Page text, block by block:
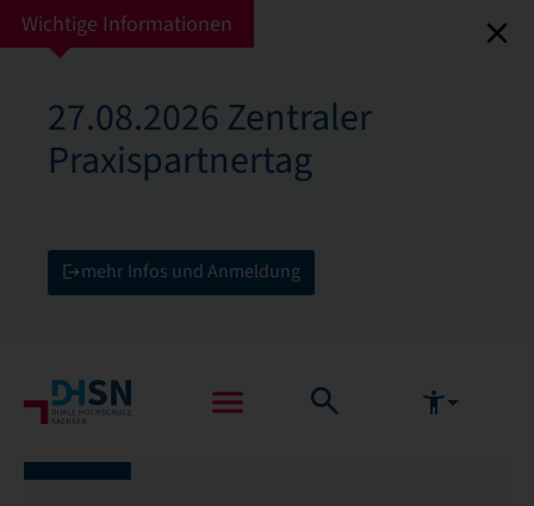
Wichtige Informationen
27.08.2026 Zentraler
Praxispartnertag
mehr Infos und Anmeldung